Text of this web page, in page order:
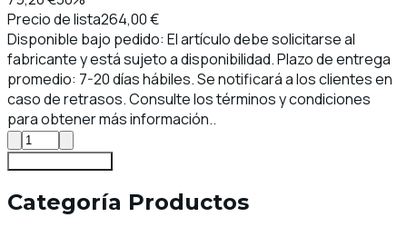
Precio de lista264,00 €
Disponible bajo pedido: El artículo debe solicitarse al
fabricante y está sujeto a disponibilidad. Plazo de entrega
promedio: 7-20 días hábiles. Se notificará a los clientes en
caso de retrasos. Consulte los términos y condiciones
para obtener más información..
Categoría Productos